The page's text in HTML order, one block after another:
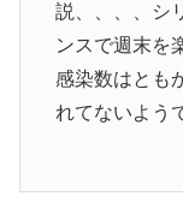
説、、、、シ
ンスで週末を
感染数はとも
れてないよう